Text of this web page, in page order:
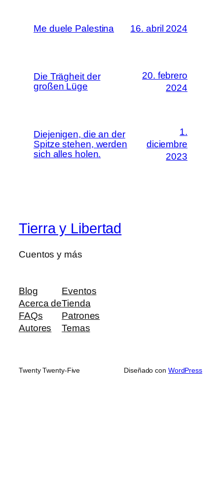
Me duele Palestina 16. abril 2024
Die Trägheit der
großen Lüge
20. febrero
2024
Diejenigen, die an der
Spitze stehen, werden
sich alles holen.
1.
diciembre
2023
Tierra y Libertad
Cuentos y más
Blog
Acerca de
FAQs
Autores
Eventos
Tienda
Patrones
Temas
Twenty Twenty-Five Diseñado con WordPress